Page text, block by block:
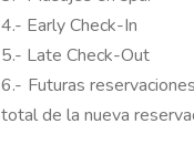
4.- Early Check-In
5.- Late Check-Out
6.- Futuras
total de la nueva